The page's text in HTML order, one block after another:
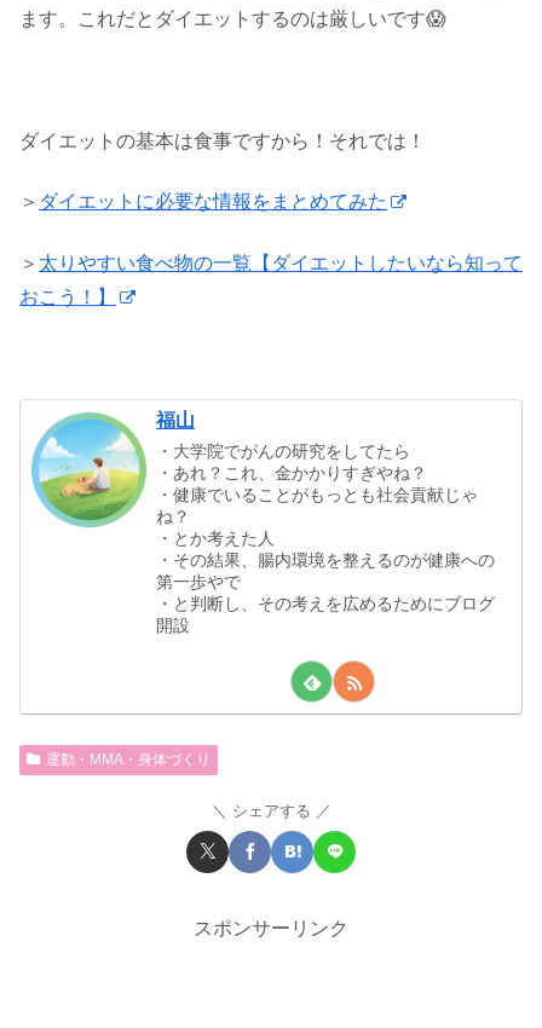
ます。これだとダイエットするのは厳しいです😱
ダイエットの基本は食事ですから！それでは！
＞ ダイエットに必要な情報をまとめてみた
＞ 太りやすい食べ物の一覧【ダイエットしたいなら知って
おこう！】
福山
・大学院でがんの研究をしてたら
・あれ？これ、金かかりすぎやね？
・健康でいることがもっとも社会貢献じゃ
ね？
・とか考えた人
・その結果、腸内環境を整えるのが健康への
第一歩やで
・と判断し、その考えを広めるためにブログ
開設
運動・MMA・身体づくり
シェアする
スポンサーリンク